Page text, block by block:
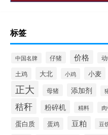
标签
中国名牌 仔猪 价格
土鸡 大北 小鸡 小麦
正大 母猪 添加剂
秸秆 粉碎机 精料
蛋白质 蛋鸡 豆粕 豆